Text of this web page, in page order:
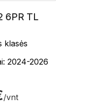
6PR TL
klasės
2024-2026
/vnt